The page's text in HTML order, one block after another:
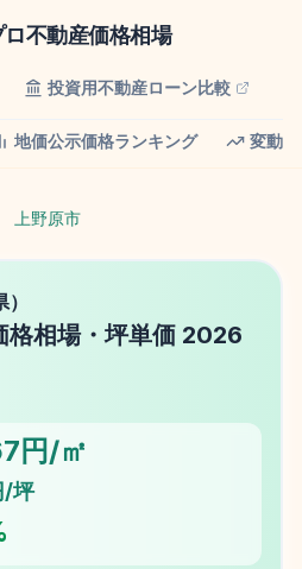
ロ不動産価格相場
投資用不動産ローン比較
地価公示価格ランキング 変動
上野原市
）
格相場・坪単価 2026
円/㎡
/坪